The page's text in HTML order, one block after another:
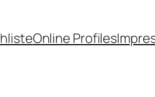
Online Profiles